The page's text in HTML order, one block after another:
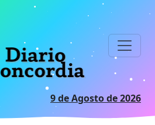
9 de Agosto de 2026